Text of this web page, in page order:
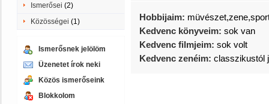
Ismerősei (2)
Közösségei (1)
Ismerősnek jelölöm
Üzenetet írok neki
Közös ismerőseink
Blokkolom
Hobbijaim:
Kedvenc könyveim: sok van
Kedvenc filmjeim: sok volt
Kedvenc zenéim: classzikustól